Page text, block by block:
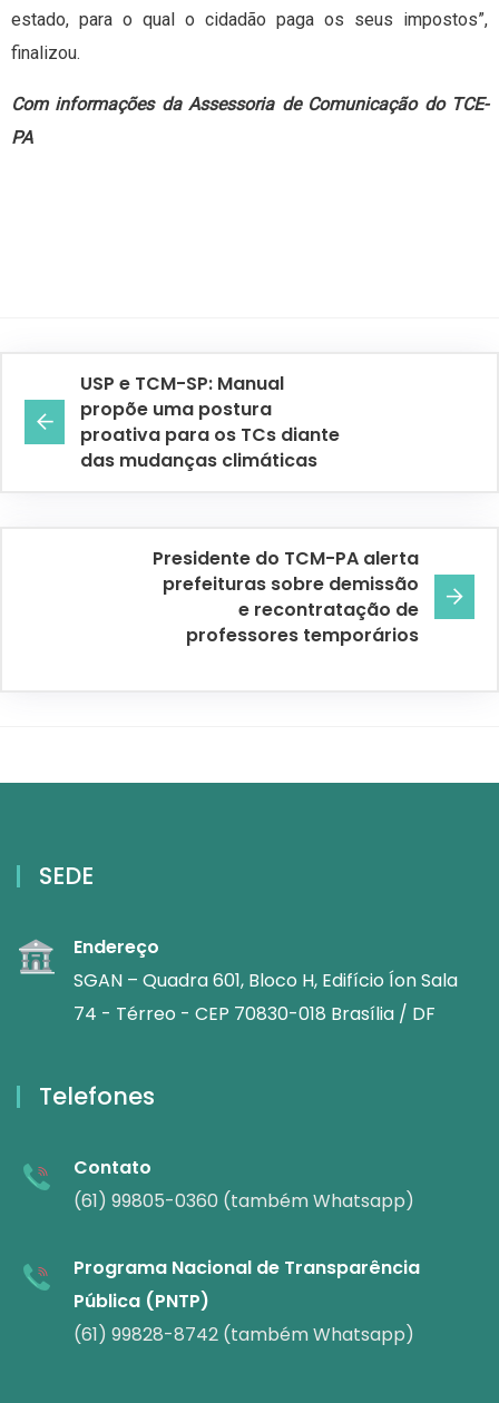
estado, para o qual o cidadão paga os seus impostos”,
finalizou.
Com informações da Assessoria de Comunicação do TCE-
PA
USP e TCM-SP: Manual
propõe uma postura
proativa para os TCs diante
das mudanças climáticas
Presidente do TCM-PA alerta
prefeituras sobre demissão
e recontratação de
professores temporários
SEDE
Endereço
SGAN – Quadra 601, Bloco H, Edifício Íon Sala
74 - Térreo - CEP 70830-018 Brasília / DF
Telefones
Contato
(61) 99805-0360 (também Whatsapp)
Programa Nacional de Transparência
Pública (PNTP)
(61) 99828-8742 (também Whatsapp)